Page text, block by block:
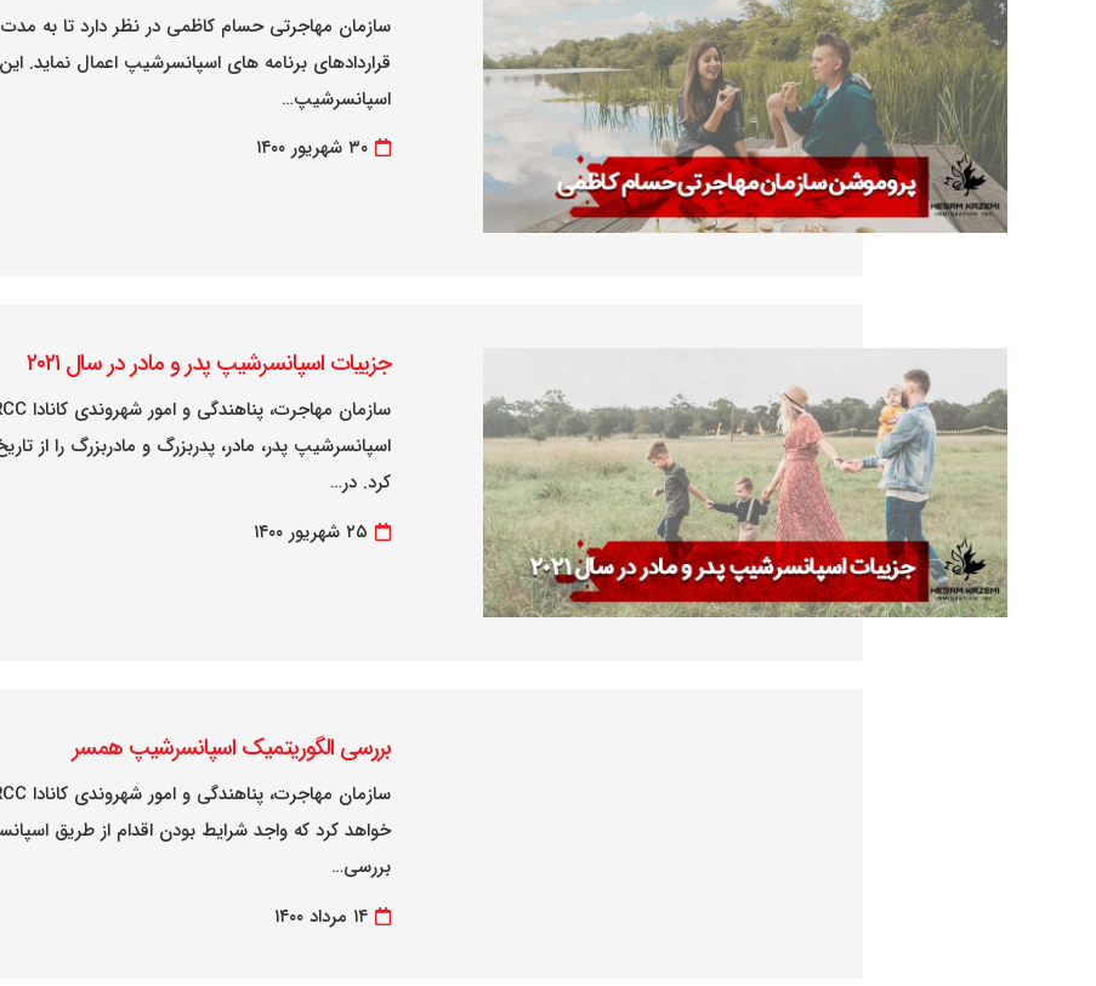
سازمان مهاجرتی حسام کاظمی در نظر دارد تا به
قراردادهای برنامه های اسپانسرشیپ اعمال نماید.
اسپانسرشیپ…
۳۰ شهریور ۱۴۰۰
جزییات اسپانسرشیپ پدر و مادر در سال ۲۰۲۱
اسپانسرشیپ پدر، مادر، پدربزرگ و مادربزرگ را از
کرد. در…
۲۵ شهریور ۱۴۰۰
بررسی الگوریتمیک اسپانسرشیپ همسر
خواهد کرد که واجد شرایط بودن اقدام از طریق
بررسی…
۱۴ مرداد ۱۴۰۰